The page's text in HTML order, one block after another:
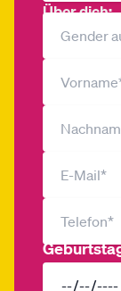
Über dich: